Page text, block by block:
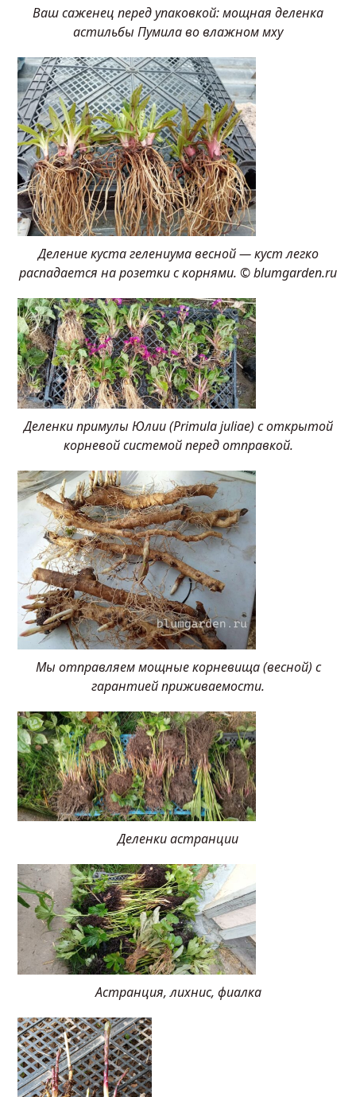
Ваш саженец перед упаковкой: мощная деленка
астильбы Пумила во влажном мху
Деление куста гелениума весной — куст легко
распадается на розетки с корнями. © blumgarden.ru
Деленки примулы Юлии (Primula juliae) с открытой
корневой системой перед отправкой.
Мы отправляем мощные корневища (весной) с
гарантией приживаемости.
Деленки астранции
Астранция, лихнис, фиалка